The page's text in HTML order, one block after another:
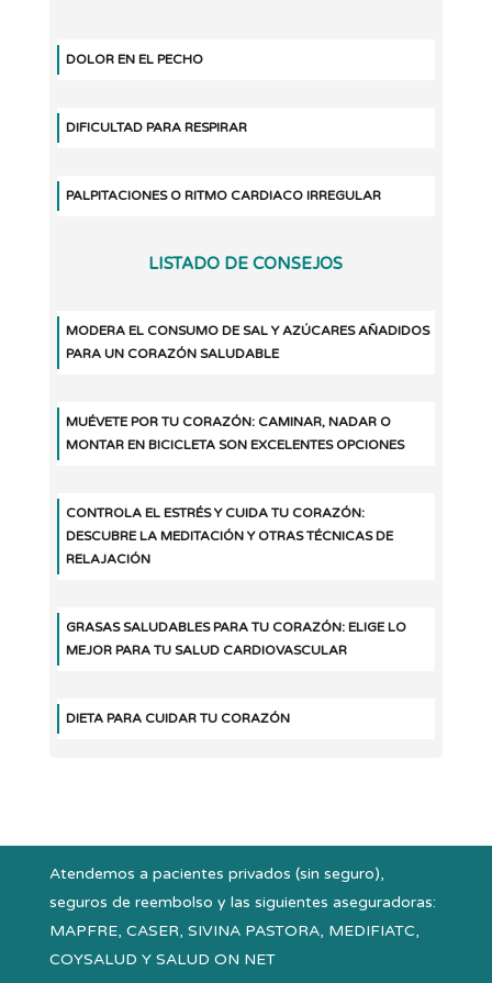
DOLOR EN EL PECHO
DIFICULTAD PARA RESPIRAR
PALPITACIONES O RITMO CARDIACO IRREGULAR
LISTADO DE CONSEJOS
MODERA EL CONSUMO DE SAL Y AZÚCARES AÑADIDOS
PARA UN CORAZÓN SALUDABLE
MUÉVETE POR TU CORAZÓN: CAMINAR, NADAR O
MONTAR EN BICICLETA SON EXCELENTES OPCIONES
CONTROLA EL ESTRÉS Y CUIDA TU CORAZÓN:
DESCUBRE LA MEDITACIÓN Y OTRAS TÉCNICAS DE
RELAJACIÓN
GRASAS SALUDABLES PARA TU CORAZÓN: ELIGE LO
MEJOR PARA TU SALUD CARDIOVASCULAR
DIETA PARA CUIDAR TU CORAZÓN
Atendemos a pacientes privados (sin seguro),
seguros de reembolso y las siguientes aseguradoras:
MAPFRE, CASER, SIVINA PASTORA, MEDIFIATC,
COYSALUD Y SALUD ON NET